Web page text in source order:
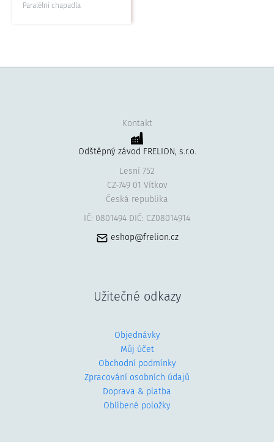
Paralélní chapadla
Kontakt
Odštěpný závod FRELION, s.r.o.
Lesní 752
CZ-749 01 Vítkov
Česká republika
IČ: 0801494 DIČ: CZ08014914
eshop@frelion.cz
Užitečné odkazy
Objednávky
Můj účet
Obchodní podmínky
Zpracování osobních údajů
Doprava & platba
Oblíbené položky